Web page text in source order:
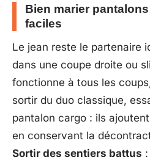
Bien marier
faciles
Le jean reste le partenaire
dans une coupe droite ou
fonctionne à tous les
sortir du duo classique,
pantalon cargo : ils
en conservant la
Sortir des sentiers battus